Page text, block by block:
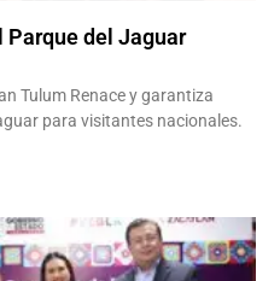
Parque del Jaguar
Tulum Renace y garantiza
para visitantes nacionales.